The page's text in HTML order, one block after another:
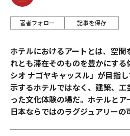
著者フォロー 記事を保存
ホテルにおけるアートとは、空間
れとも滞在そのものを豊かにす
シオ ナゴヤキャッスル」が目指
示するホテルではなく、建築、
った文化体験の場だ。ホテルとア
日本ならではのラグジュアリーの